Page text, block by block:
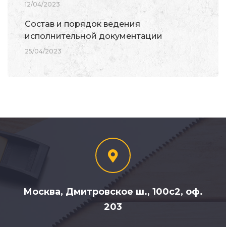
12/04/2023
Состав и порядок ведения
исполнительной документации
25/04/2023
Москва, Дмитровское ш., 100с2, оф.
203